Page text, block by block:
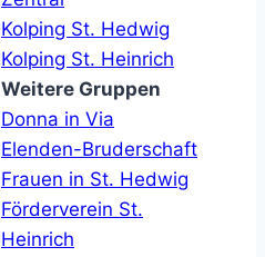
Kolping St. Hedwig
Kolping St. Heinrich
Weitere Gruppen
Donna in Via
Elenden-Bruderschaft
Frauen in St. Hedwig
Förderverein St.
Heinrich